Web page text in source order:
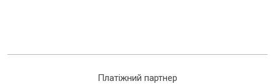
Платіжний партнер